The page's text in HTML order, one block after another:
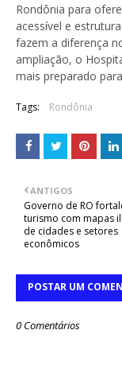
Rondônia para
acessível e
fazem a diferença
ampliação, o
mais preparado
Tags: Rondônia
ANTIGOS
Governo de RO
turismo com mapas
de cidades e setores
econômicos
POSTAR UM
0 Comentários